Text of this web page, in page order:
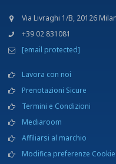
Via Livraghi 1/B, 20126
+39 02 831081
[email protected]
Lavora con noi
Prenotazioni Sicure
Termini e Condizioni
Mediaroom
Affiliarsi al marchio
Modifica preferenze Cookie